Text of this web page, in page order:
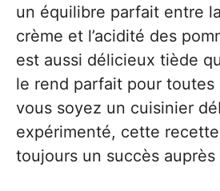
un équilibre parfait entre
crème et l’acidité des
est aussi délicieux tiède
le rend parfait pour toutes
vous soyez un cuisinier
expérimenté, cette
toujours un succès